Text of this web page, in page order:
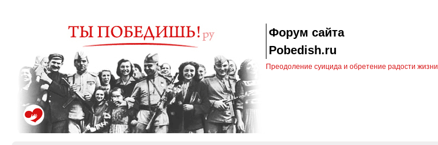
Форум сайта
Pobedish.ru
Преодоление суицида и обретение радости жизни